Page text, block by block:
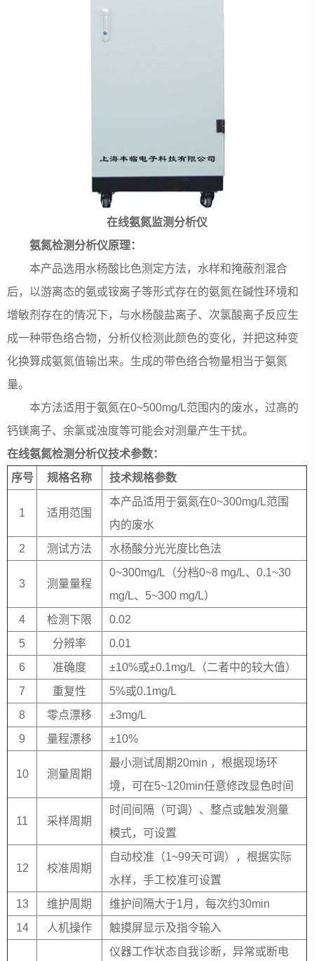
在线氨氮监测分析仪
氨氮检测分析仪原理：
本产品选用水杨酸比色测定方法，水样和掩蔽剂混合
后，以游离态的氨或铵离子等形式存在的氨氮在碱性环境和
增敏剂存在的情况下，与水杨酸盐离子、次氯酸离子反应生
成一种带色络合物，分析仪检测此颜色的变化，并把这种变
化换算成氨氮值输出来。生成的带色络合物量相当于氨氮
量。
本方法适用于氨氮在0~500mg/L范围内的废水，过高的
钙镁离子、余氯或浊度等可能会对测量产生干扰。
在线氨氮检测分析仪技术参数：
序号
规格名称 技术规格参数
1 适用范围
本产品适用于氨氮在0~300mg/L范围
内的废水
2
测试方法 水杨酸分光光度比色法
3 测量量程
0~300mg/L（分档0~8 mg/L、0.1~30
mg/L、5~300 mg/L）
4
检测下限
0.02
5
分辨率
0.01
6
准确度
±10%或±0.1mg/L（二者中的较大值）
7
重复性
5%或0.1mg/L
8
零点漂移
±3mg/L
9
量程漂移 ±10%
10 测量周期
最小测试周期20min ，根据现场环
境，可在5~120min任意修改显色时间
11 采样周期
时间间隔（可调）、整点或触发测量
模式，可设置
12 校准周期
自动校准（1~99天可调），根据实际
水样，手工校准可设置
13
维护周期
维护间隔大于1月，每次约30min
14
人机操作 触摸屏显示及指令输入
仪器工作状态自我诊断，异常或断电